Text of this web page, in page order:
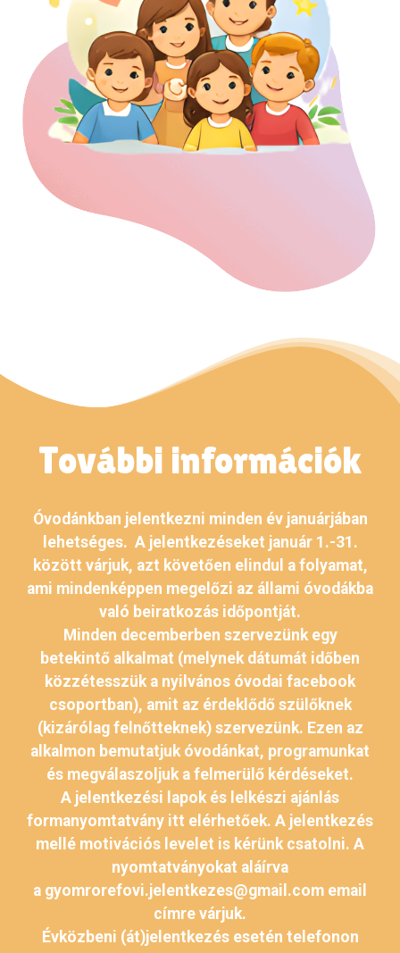
További információk
Óvodánkban jelentkezni minden év januárjában
lehetséges. A jelentkezéseket január 1.-31.
között várjuk, azt követően elindul a folyamat,
ami mindenképpen megelőzi az állami óvodákba
való beiratkozás időpontját.
Minden decemberben szervezünk egy
betekintő alkalmat (melynek dátumát időben
közzétesszük a nyilvános óvodai facebook
csoportban), amit az érdeklődő szülőknek
(kizárólag felnőtteknek) szervezünk. Ezen az
alkalmon bemutatjuk óvodánkat, programunkat
és megválaszoljuk a felmerülő kérdéseket.
A jelentkezési lapok és lelkészi ajánlás
formanyomtatvány itt elérhetőek. A jelentkezés
mellé motivációs levelet is kérünk csatolni. A
nyomtatványokat aláírva
a gyomrorefovi.jelentkezes@gmail.com email
címre várjuk.
Évközbeni (át)jelentkezés esetén telefonon